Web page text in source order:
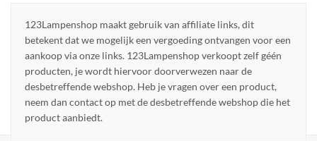
123Lampenshop maakt gebruik van affiliate links, dit
betekent dat we mogelijk een vergoeding ontvangen voor een
aankoop via onze links. 123Lampenshop verkoopt zelf géén
producten, je wordt hiervoor doorverwezen naar de
desbetreffende webshop. Heb je vragen over een product,
neem dan contact op met de desbetreffende webshop die het
product aanbiedt.